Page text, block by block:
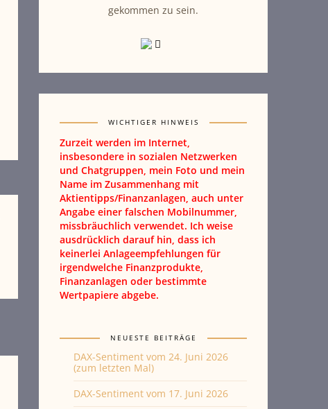
gekommen zu sein.
WICHTIGER HINWEIS
Zurzeit werden im Internet,
insbesondere in sozialen Netzwerken
und Chatgruppen, mein Foto und mein
Name im Zusammenhang mit
Aktientipps/Finanzanlagen, auch unter
Angabe einer falschen Mobilnummer,
missbräuchlich verwendet. Ich weise
ausdrücklich darauf hin, dass ich
keinerlei Anlageempfehlungen für
irgendwelche Finanzprodukte,
Finanzanlagen oder bestimmte
Wertpapiere abgebe.
NEUESTE BEITRÄGE
DAX-Sentiment vom 24. Juni 2026
(zum letzten Mal)
DAX-Sentiment vom 17. Juni 2026